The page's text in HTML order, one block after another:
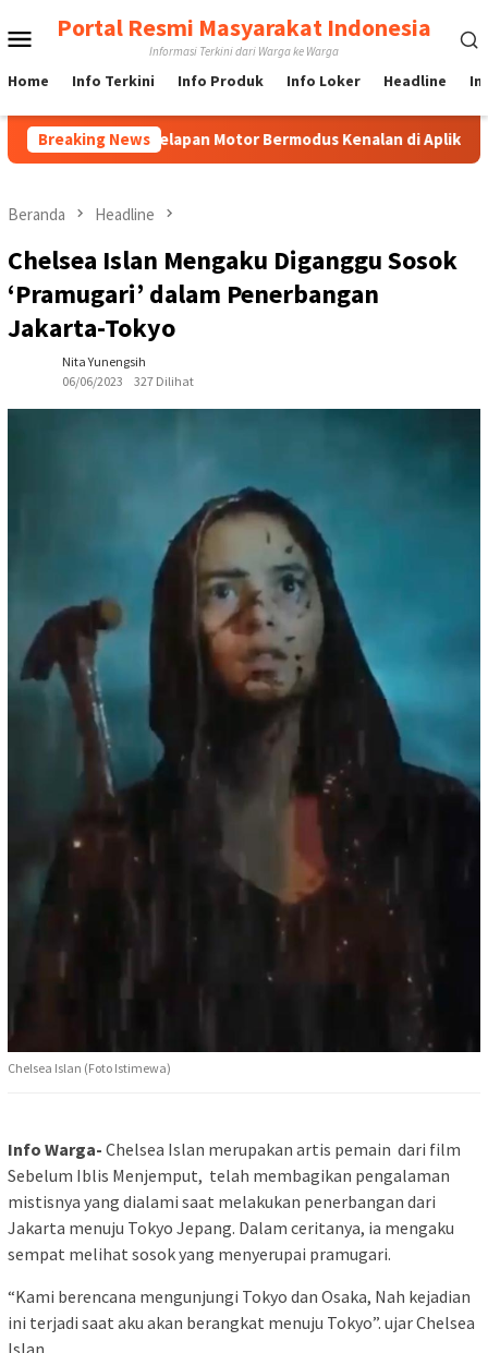
ke
Menu
Mobile
Portal Resmi Masyarakat Indonesia
Informasi Terkini dari Warga ke Warga
Home Info Terkini Info Produk Info Loker Headline
Breaking News
Penggelapan Motor Bermodus Kenalan di Aplikasi
Beranda Headline
Chelsea Islan Mengaku Diganggu Sosok
‘Pramugari’ dalam Penerbangan
Jakarta-Tokyo
Nita Yunengsih
06/06/2023
327 Dilihat
Chelsea Islan (Foto Istimewa)
Info Warga- Chelsea Islan merupakan artis pemain dari film
Sebelum Iblis Menjemput, telah membagikan pengalaman
mistisnya yang dialami saat melakukan penerbangan dari
Jakarta menuju Tokyo Jepang. Dalam ceritanya, ia mengaku
sempat melihat sosok yang menyerupai pramugari.
“Kami berencana mengunjungi Tokyo dan Osaka, Nah kejadian
ini terjadi saat aku akan berangkat menuju Tokyo”. ujar Chelsea
Islan